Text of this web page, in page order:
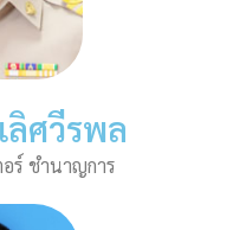
ลิศวีรพล
ร์ ชำนาญการ